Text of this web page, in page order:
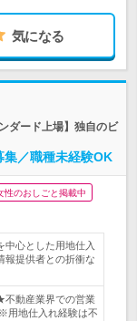
気になる
ダード上場】独自のビ
集／職種未経験OK
性のおしごと掲載中
中心とした用地仕入
報提供者との折衝な
不動産業界での営業
用地仕入れ経験は不